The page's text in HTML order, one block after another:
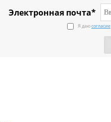
Электронная почта*
Я даюсогласие